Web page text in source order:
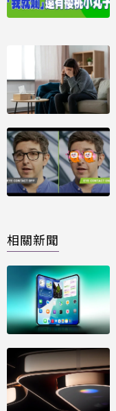
相關新聞